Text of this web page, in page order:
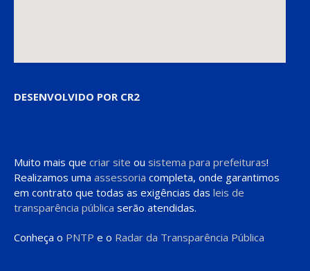
DESENVOLVIDO POR CR2
Muito mais que criar site ou sistema para prefeituras!
Realizamos uma assessoria completa, onde garantimos
em contrato que todas as exigências das leis de
transparência pública serão atendidas.
Conheça o PNTP e o Radar da Transparência Pública